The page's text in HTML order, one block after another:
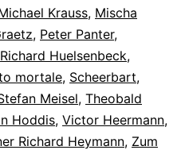
Krauss, Mischa
, Peter Panter,
Richard Huelsenbeck,
mortale, Scheerbart,
Meisel, Theobald
Hoddis, Victor Heermann,
Richard Heymann, Zum